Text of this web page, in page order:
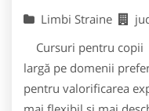
Limbi Straine
Cursuri pentru copii
largă pe domenii
pentru valorificarea